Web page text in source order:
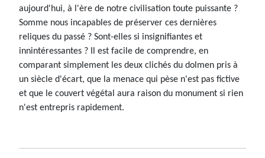
aujourd'hui, à l'ère de notre civilisation toute puissante ?
Somme nous incapables de préserver ces dernières
reliques du passé ? Sont-elles si insignifiantes et
innintéressantes ? Il est facile de comprendre, en
comparant simplement les deux clichés du dolmen pris à
un siècle d'écart, que la menace qui pèse n'est pas fictive
et que le couvert végétal aura raison du monument si rien
n'est entrepris rapidement.